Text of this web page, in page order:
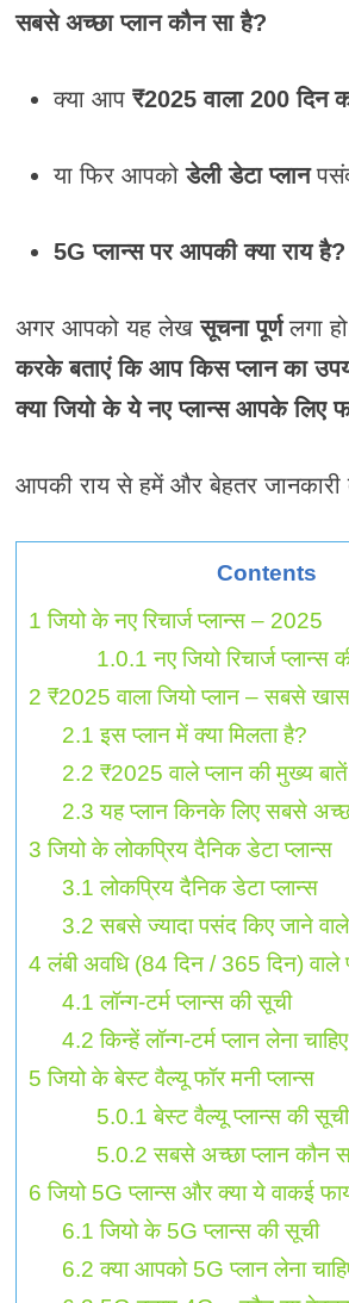
सबसे अच्छा प्लान कौन सा है?
क्या आप ₹2025 वाला 200 दिन
या फिर आपकोडेली डेटा प्लान
5G प्लान्स पर आपकी क्या राय है?
अगर आपको यह लेखसूचना पूर्णलगा
करके बताएं कि आप किस प्लान का
क्या जियो के ये नए प्लान्स आपके लिए
आपकी राय से हमें और बेहतर जानकारी
Contents
1 जियो के नए रिचार्ज प्लान्स – 2025
1.0.1 नए जियो रिचार्ज प्लान्स
2 ₹2025 वाला जियो प्लान – सबसे
2.1 इस प्लान में क्या मिलता है?
2.2 ₹2025 वाले प्लान की मुख्य बातें
2.3 यह प्लान किनके लिए सबसे
3 जियो के लोकप्रिय दैनिक डेटा प्लान्स
3.1 लोकप्रिय दैनिक डेटा प्लान्स
3.2 सबसे ज्यादा पसंद किए जाने
4 लंबी अवधि (84 दिन / 365 दिन) वाले
4.1 लॉन्ग-टर्म प्लान्स की सूची
4.2 किन्हें लॉन्ग-टर्म प्लान लेना
5 जियो के बेस्ट वैल्यू फॉर मनी प्लान्स
5.0.1 बेस्ट वैल्यू प्लान्स की सूची
5.0.2 सबसे अच्छा प्लान कौन
6 जियो 5G प्लान्स और क्या ये वाकई
6.1 जियो के 5G प्लान्स की सूची
6.2 क्या आपको 5G प्लान लेना